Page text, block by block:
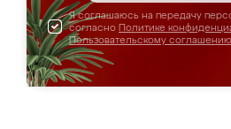
Я соглашаюсь на передачу
согласно Политике
Пользовательскому соглашению